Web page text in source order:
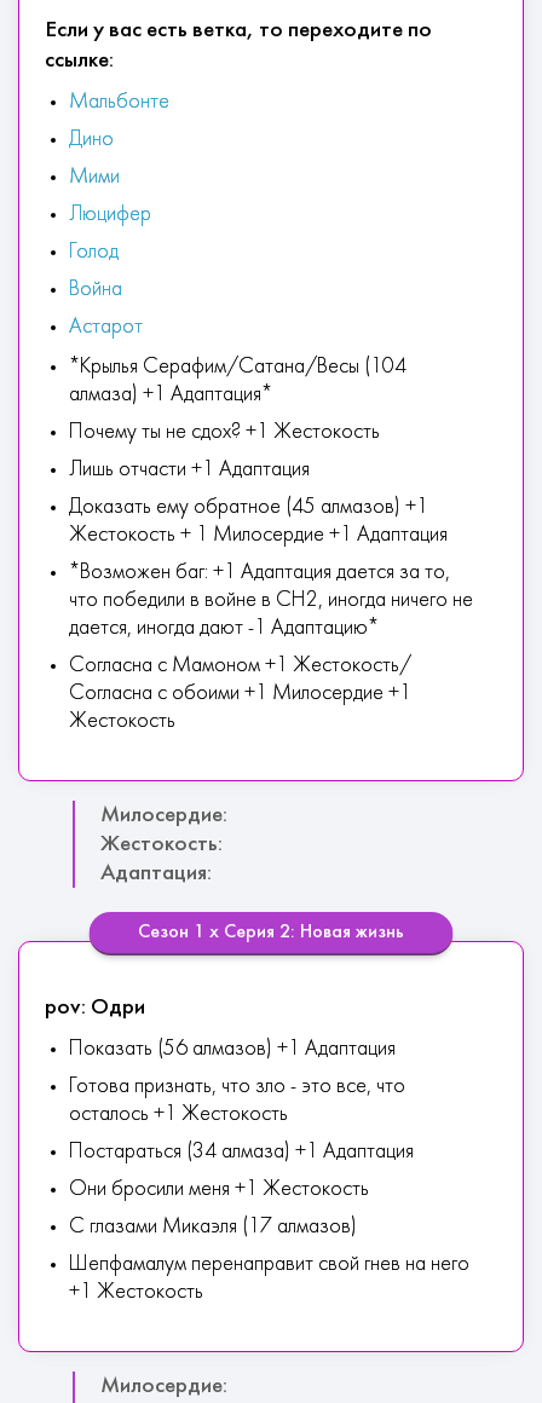
Если у вас есть ветка, то переходите по
ссылке:
Мальбонте
Дино
Мими
Люцифер
Голод
Война
Астарот
*Крылья Серафим/Сатана/Весы (104
алмаза) +1 Адаптация*
Почему ты не сдох? +1 Жестокость
Лишь отчасти +1 Адаптация
Доказать ему обратное (45 алмазов) +1
Жестокость + 1 Милосердие +1 Адаптация
*Возможен баг: +1 Адаптация дается за то,
что победили в войне в СН2, иногда ничего не
дается, иногда дают -1 Адаптацию*
Согласна с Мамоном +1 Жестокость/
Согласна с обоими +1 Милосердие +1
Жестокость
Милосердие:
Жестокость:
Адаптация:
Сезон 1 х Серия 2: Новая жизнь
pov: Одри
Показать (56 алмазов) +1 Адаптация
Готова признать, что зло - это все, что
осталось +1 Жестокость
Постараться (34 алмаза) +1 Адаптация
Они бросили меня +1 Жестокость
С глазами Микаэля (17 алмазов)
Шепфамалум перенаправит свой гнев на него
+1 Жестокость
Милосердие: